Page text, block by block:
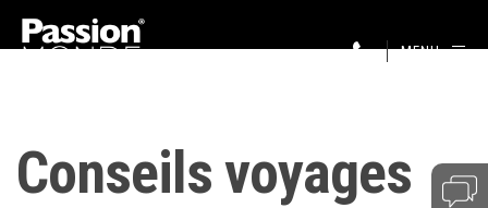
MENU
Conseils voyages